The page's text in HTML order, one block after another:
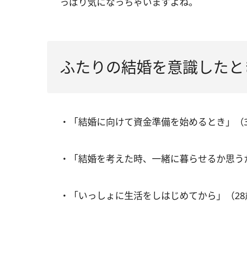
ふたりの結婚を意識したと
・「結婚に向けて資金準備を始めるとき」（
・「結婚を考えた時、一緒に暮らせるか思
・「いっしょに生活をしはじめてから」（